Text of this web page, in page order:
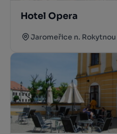
Hotel Opera
Jaromeřice n. Rokytnou